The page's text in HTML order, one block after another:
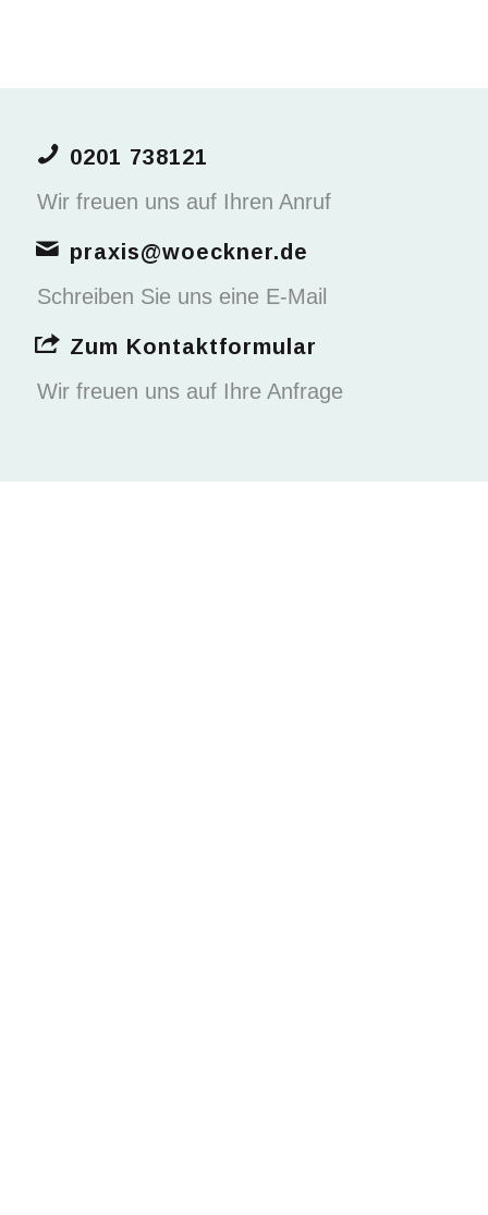
0201 738121
Wir freuen uns auf Ihren Anruf
praxis@woeckner.de
Schreiben Sie uns eine E-Mail
Zum Kontaktformular
Wir freuen uns auf Ihre Anfrage